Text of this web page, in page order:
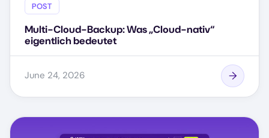
POST
Multi-Cloud-Backup: Was „Cloud-nativ“
eigentlich bedeutet
June 24, 2026